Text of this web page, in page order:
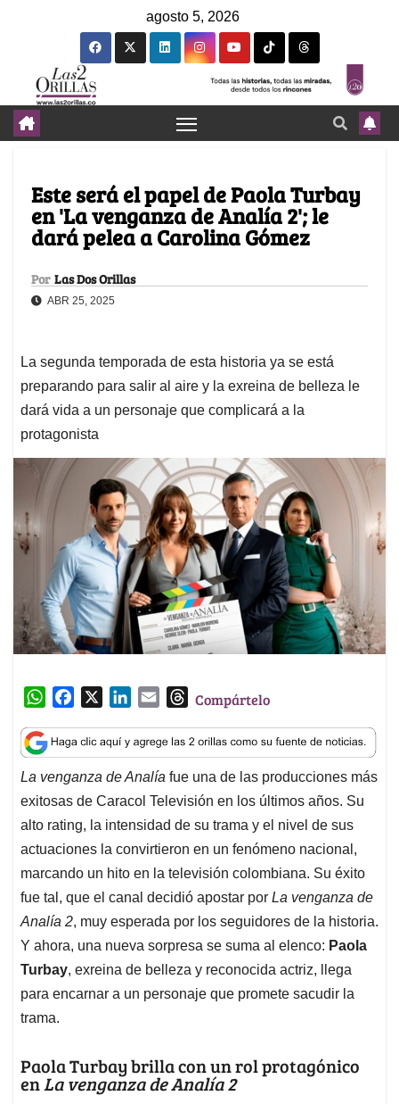
agosto 5, 2026
Este será el papel de Paola Turbay
en 'La venganza de Analía 2'; le
dará pelea a Carolina Gómez
Por Las Dos Orillas
ABR 25, 2025
La segunda temporada de esta historia ya se está
preparando para salir al aire y la exreina de belleza le
dará vida a un personaje que complicará a la
protagonista
W
a
t
s
A
p
p
c
e
b
o
o
k
n
k
e
d
I
n
a
i
l
T
r
e
a
d
s
Compártelo
La venganza de Analía fue una de las producciones más
exitosas de Caracol Televisión en los últimos años. Su
alto rating, la intensidad de su trama y el nivel de sus
actuaciones la convirtieron en un fenómeno nacional,
marcando un hito en la televisión colombiana. Su éxito
fue tal, que el canal decidió apostar por La venganza de
Analía 2, muy esperada por los seguidores de la historia.
Y ahora, una nueva sorpresa se suma al elenco: Paola
Turbay, exreina de belleza y reconocida actriz, llega
para encarnar a un personaje que promete sacudir la
trama.
Paola Turbay brilla con un rol protagónico
enLa venganza de Analía 2